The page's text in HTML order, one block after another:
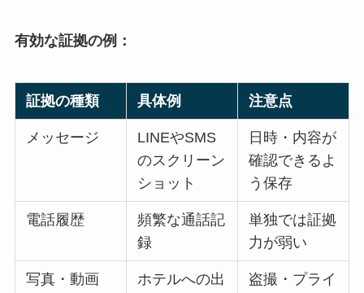
有効な証拠の例：
証拠の種類 具体例 注意点
メッセージ
LINEやSMS
のスクリーン
ショット
日時・内容が
確認できるよ
う保存
電話履歴
頻繁な通話記
録
単独では証拠
力が弱い
写真・動画
ホテルへの出
盗撮・プライ